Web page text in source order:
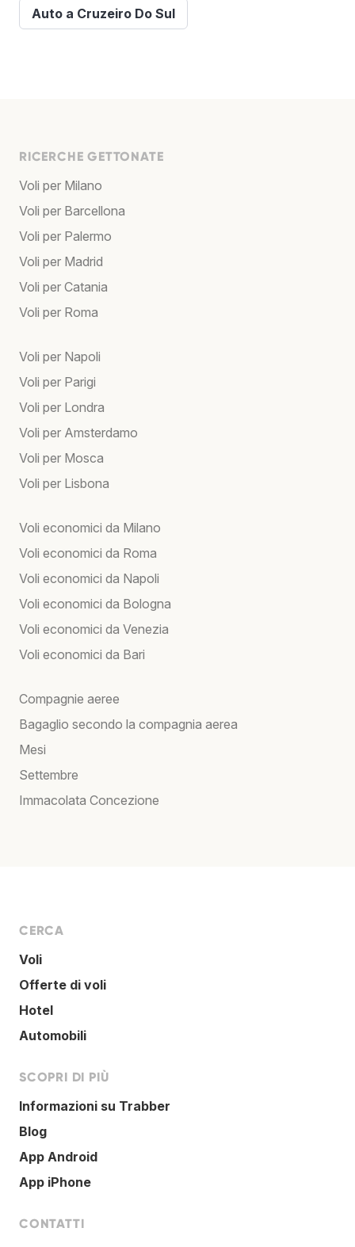
Auto a Cruzeiro Do Sul
RICERCHE GETTONATE
Voli per Milano
Voli per Barcellona
Voli per Palermo
Voli per Madrid
Voli per Catania
Voli per Roma
Voli per Napoli
Voli per Parigi
Voli per Londra
Voli per Amsterdamo
Voli per Mosca
Voli per Lisbona
Voli economici da Milano
Voli economici da Roma
Voli economici da Napoli
Voli economici da Bologna
Voli economici da Venezia
Voli economici da Bari
Compagnie aeree
Bagaglio secondo la compagnia aerea
Mesi
Settembre
Immacolata Concezione
CERCA
Voli
Offerte di voli
Hotel
Automobili
SCOPRI DI PIÙ
Informazioni su Trabber
Blog
App Android
App iPhone
CONTATTI